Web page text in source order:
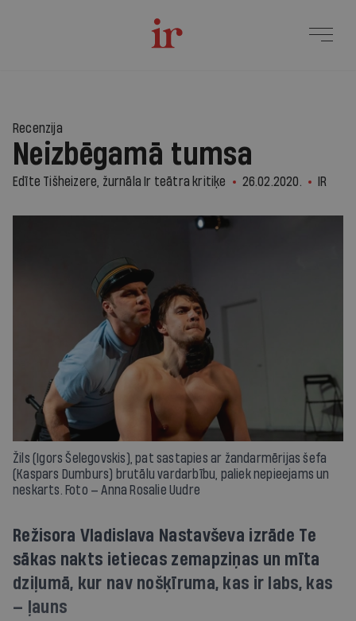
Recenzija
Neizbēgamā tumsa
Edīte Tišheizere, žurnāla Ir teātra kritiķe 26.02.2020. IR
Žils (Igors Šelegovskis), pat sastapies ar žandarmērijas šefa
(Kaspars Dumburs) brutālu vardarbību, paliek nepieejams un
neskarts. Foto — Anna Rosalie Uudre
Režisora Vladislava Nastavševa izrāde Te
sākas nakts ietiecas zemapziņas un mīta
dziļumā, kur nav nošķīruma, kas ir labs, kas
— ļauns